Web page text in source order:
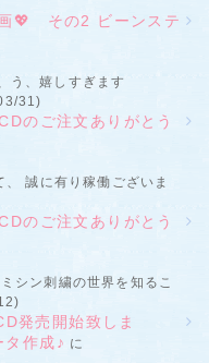
💖 その2 ビーンステ
う、嬉しすぎます
31)
のご注文ありがとう
誠に有り稼働ございま
のご注文ありがとう
シン刺繍の世界を知るこ
発売開始致しま
作成♪ に